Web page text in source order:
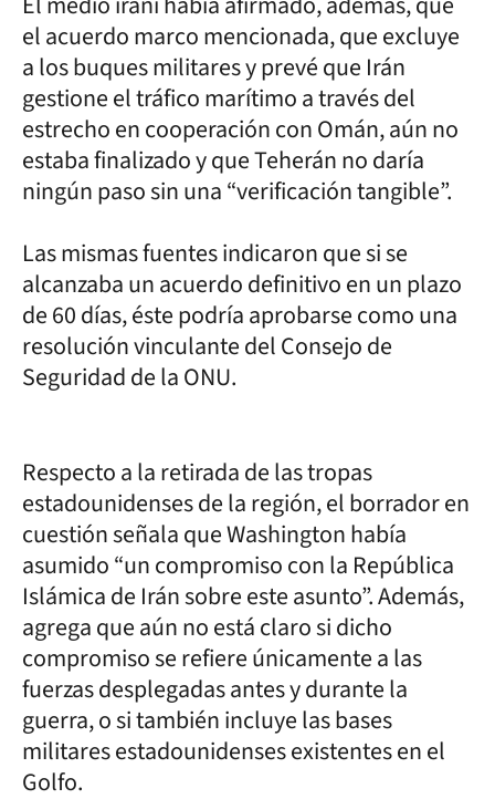
el acuerdo marco mencionada, que excluye
a los buques militares y prevé que Irán
gestione el tráfico marítimo a través del
estrecho en cooperación con Omán, aún no
estaba finalizado y que Teherán no daría
ningún paso sin una “verificación tangible”.
Las mismas fuentes indicaron que si se
alcanzaba un acuerdo definitivo en un plazo
de 60 días, éste podría aprobarse como una
resolución vinculante del Consejo de
Seguridad de la ONU.
Respecto a la retirada de las tropas
estadounidenses de la región, el borrador en
cuestión señala que Washington había
asumido “un compromiso con la República
Islámica de Irán sobre este asunto”. Además,
agrega que aún no está claro si dicho
compromiso se refiere únicamente a las
fuerzas desplegadas antes y durante la
guerra, o si también incluye las bases
militares estadounidenses existentes en el
Golfo.